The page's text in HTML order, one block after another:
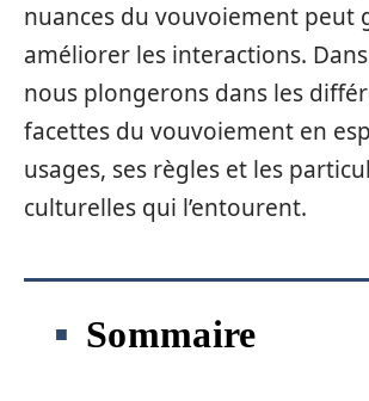
nuances du vouvoiement peut
améliorer les interactions.
nous plongerons dans les
facettes du vouvoiement en
usages, ses règles et les
culturelles qui l’entourent.
Sommaire